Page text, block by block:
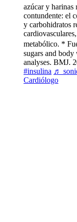
azúcar y harinas
contundente: el
y carbohidratos
metabólico. *
sugars and
analyses. BMJ.
#insulina ♬
Cardiólogo